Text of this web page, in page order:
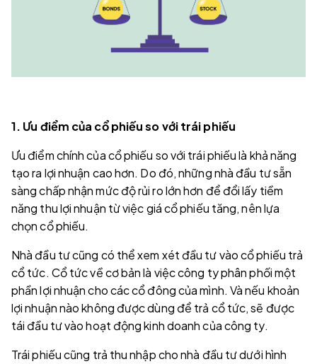
1. Ưu điểm của cổ phiếu so với trái phiếu
Ưu điểm chính của cổ phiếu so với trái phiếu là khả năng
tạo ra lợi nhuận cao hơn. Do đó, những nhà đầu tư sẵn
sàng chấp nhận mức độ rủi ro lớn hơn để đổi lấy tiềm
năng thu lợi nhuận từ việc giá cổ phiếu tăng, nên lựa
chọn cổ phiếu.
Nhà đầu tư cũng có thể xem xét đầu tư vào cổ phiếu trả
cổ tức. Cổ tức về cơ bản là việc công ty phân phối một
phần lợi nhuận cho các cổ đông của mình. Và nếu khoản
lợi nhuận nào không được dùng để trả cổ tức, sẽ được
tái đầu tư vào hoạt động kinh doanh của công ty.
Trái phiếu cũng trả thu nhập cho nhà đầu tư dưới hình